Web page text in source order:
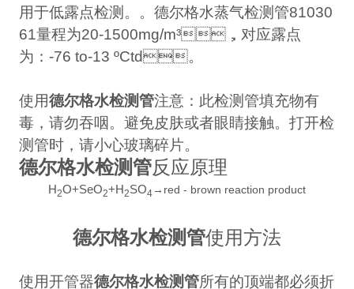
用于低露点检测。。德尔格水蒸气检测管81030
61量程为20-1500mg/m³，对应露点
为： -76 to-13 ºCtd。
使用德尔格水检测管注意：此检测管填充物有
毒，请勿吞咽。避免皮肤或者眼睛接触。打开检
测管时，请小心玻璃碎片。
德尔格水检测管反应原理
H2O+SeO2+H2SO4→red - brown reaction product
德尔格水检测管使用方法
使用开管器德尔格水检测管所有的顶端都必须折